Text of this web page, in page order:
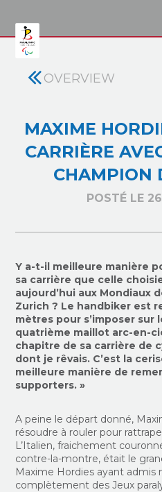
OVERVIEW
MAXIME
CARRIÈRE
CHAMPION
POSTÉ LE
Y a-t-il meilleure manière
sa carrière que celle
aujourd’hui aux Mondiaux
Zurich ? Le handbiker est
mètres pour s’imposer sur
quatrième maillot arc-en-
chapitre de sa carrière de
dont je rêvais. C’est la
meilleure manière de
supporters. »
A peine le départ donné,
résoudre à rouler pour
L’Italien, fraichement
contre-la-montre, était le
Maxime Hordies ayant admis
complètement des Jeux